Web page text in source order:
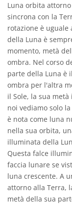
Luna orbita
sincrona con la
rotazione è uguale
della Luna è
momento, metà
ombra. Nel corso
parte della Luna è
ombra per l'altra
il Sole, la sua
noi vediamo solo
è nota come luna
nella sua orbita,
illuminata della
Questa falce
faccia lunare se
luna crescente. A
attorno alla Terra,
metà della sua